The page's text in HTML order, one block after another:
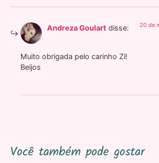
Andreza Goulart disse: 20 de
Muito obrigada pelo carinho Zi!
Beijos
Você também pode gostar